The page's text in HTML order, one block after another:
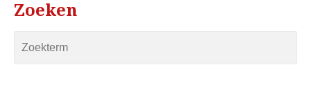
Zoeken